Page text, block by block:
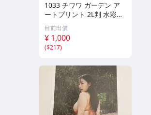
1033 チワワ ガーデン ア
ートプリント 2L判 水彩画
風 犬 フラワー インテリア
目前出價
¥ 1,000
($217)